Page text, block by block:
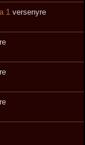
1 versenyre